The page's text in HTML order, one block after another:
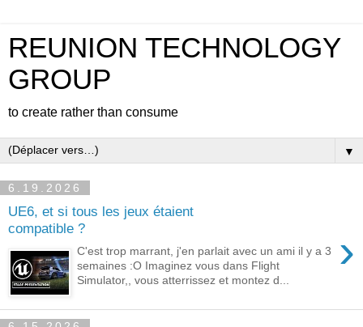
REUNION TECHNOLOGY
GROUP
to create rather than consume
▼
6.19.2026
UE6, et si tous les jeux étaient
compatible ?
›
C'est trop marrant, j'en parlait avec un ami il y a 3
semaines :O Imaginez vous dans Flight
Simulator,, vous atterrissez et montez d...